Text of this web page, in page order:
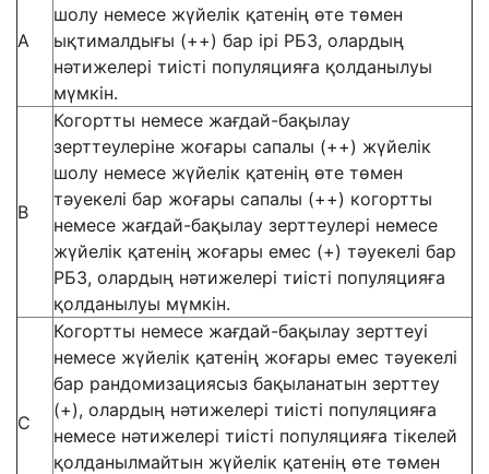
А
шолу немесе жүйелік қатенің өте төмен
ықтималдығы (++) бар ірі РБЗ, олардың
нәтижелері тиісті популяцияға қолданылуы
мүмкін.
В
Когортты немесе жағдай-бақылау
зерттеулеріне жоғары сапалы (++) жүйелік
шолу немесе жүйелік қатенің өте төмен
тәуекелі бар жоғары сапалы (++) когортты
немесе жағдай-бақылау зерттеулері немесе
жүйелік қатенің жоғары емес (+) тәуекелі бар
РБЗ, олардың нәтижелері тиісті популяцияға
қолданылуы мүмкін.
С
Когортты немесе жағдай-бақылау зерттеуі
немесе жүйелік қатенің жоғары емес тәуекелі
бар рандомизациясыз бақыланатын зерттеу
(+), олардың нәтижелері тиісті популяцияға
немесе нәтижелері тиісті популяцияға тікелей
қолданылмайтын жүйелік қатенің өте төмен